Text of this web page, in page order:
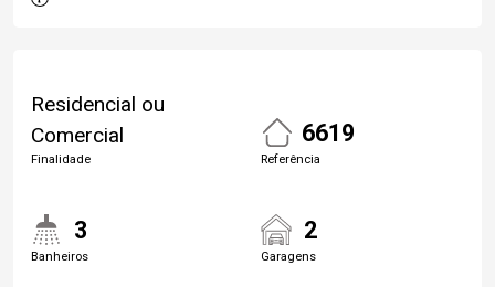
Residencial ou
Comercial
Finalidade
6619
Referência
3
Banheiros
2
Garagens